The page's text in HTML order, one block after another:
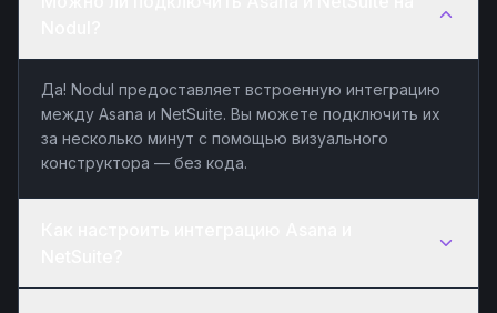
Да! Nodul предоставляет встроенную интеграцию
между Asana и NetSuite. Вы можете подключить их
за несколько минут с помощью визуального
конструктора — без кода.